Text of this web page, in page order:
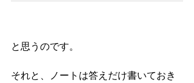
と思うのです。
それと、ノートは答えだけ書いておき